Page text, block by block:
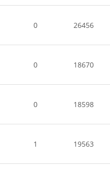
0 26456
0 18670
0 18598
1 19563